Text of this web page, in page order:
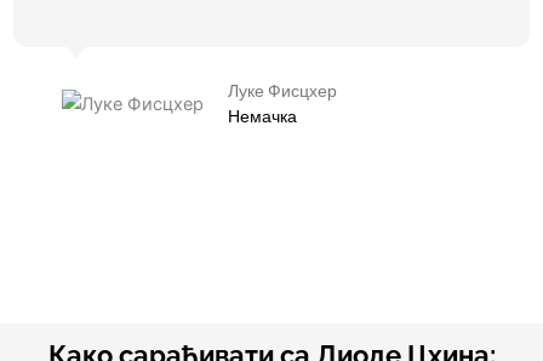
Луке Фисцхер
Немачка